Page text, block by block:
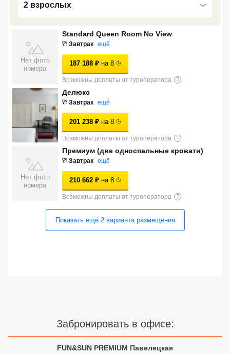
2 взрослых
Нет фото
номера
Standard Queen Room No View
Завтрак ещё
187 188 ₽ на 8
Возможны доплаты от туроператора ?
Делюкс
Завтрак ещё
201 238 ₽ на 8
Возможны доплаты от туроператора ?
Нет фото
номера
Премиум (две односпальные кровати)
Завтрак ещё
210 662 ₽ на 8
Возможны доплаты от туроператора ?
Показать ещё 2 вариантаразмещения
Забронировать в офисе:
FUN&SUN PREMIUM Павелецкая
Сетевые отели Египта
Сетевые отели ОАЭ
Сетевые отели Таиланда
Сетевые отели Шри Ланки
Сетевые отели Вьетнама
Сетевые отели Мальдив
Сетевые отели Бали
Сетевые отели Сейшел